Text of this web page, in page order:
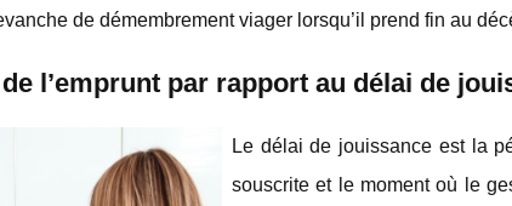
de démembrement viager lorsqu’il prend fin au
l’emprunt par rapport au délai de
Le délai de jouissance est la
souscrite et le moment où le